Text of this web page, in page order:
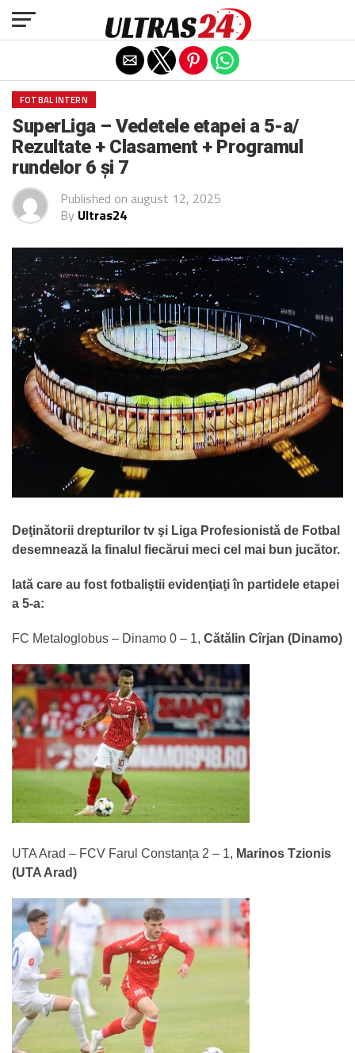
FOTBAL INTERN
SuperLiga – Vedetele etapei a 5-a/
Rezultate + Clasament + Programul
rundelor 6 și 7
Published on august 12, 2025
By Ultras24
Deţinătorii drepturilor tv şi Liga Profesionistă de Fotbal
desemnează la finalul fiecărui meci cel mai bun jucător.
Iată care au fost fotbaliştii evidenţiaţi în partidele etapei
a 5-a:
FC Metaloglobus – Dinamo 0 – 1, Cătălin Cîrjan (Dinamo)
UTA Arad – FCV Farul Constanța 2 – 1, Marinos Tzionis
(UTA Arad)
Exit mobile version